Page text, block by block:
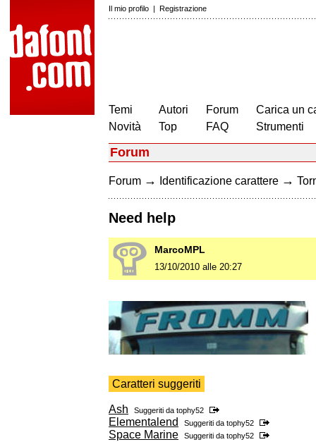
Il mio profilo | Registrazione
Temi
Novità
Autori
Top
Forum
FAQ
Carica un
Strumenti
Forum
Forum → Identificazione carattere →
Need help
MarcoMPL
13/10/2010 alle 20:27
Caratteri suggeriti
Ash Suggeriti da tophy52
Elementalend Suggeriti da tophy52
Space Marine Suggeriti da tophy52